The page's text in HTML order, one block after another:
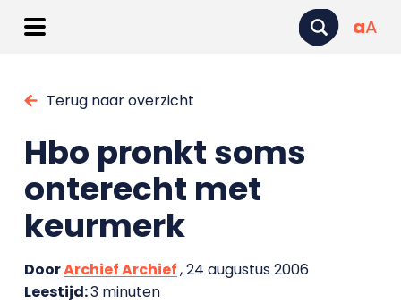
aA
Terug naar overzicht
Hbo pronkt soms
onterecht met
keurmerk
DoorArchief Archief, 24 augustus 2006
Leestijd:3 minuten